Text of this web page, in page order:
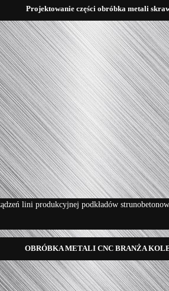
Projektowanie części obróbka metali
lini produkcyjnej podkładów
OBRÓBKA METALI CNC BRANŻA